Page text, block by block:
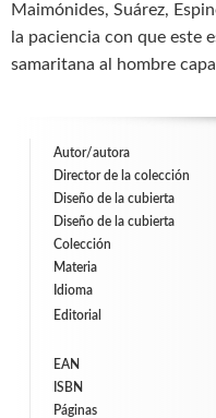
Maimónides, Suárez,
la paciencia con que este
samaritana al hombre
Autor/autora
Director de la colección
Diseño de la cubierta
Diseño de la cubierta
Colección
Materia
Idioma
Editorial
EAN
ISBN
Páginas